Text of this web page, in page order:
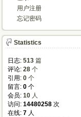
用户注册
忘记密码
Statistics
日志: 513 篇
评论: 28 个
引用: 0 个
留言: 0 个
会员: 10 人
访问: 14480258 次
在线: 7 人